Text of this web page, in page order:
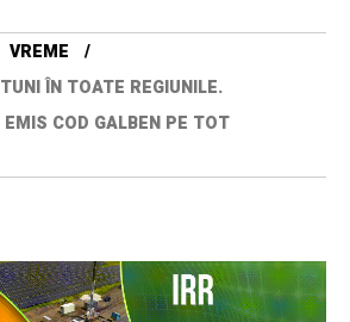
VREME
ÎN TOATE REGIUNILE.
COD GALBEN PE TOT